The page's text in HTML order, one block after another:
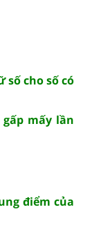
số cho số có
mấy lần
điểm của